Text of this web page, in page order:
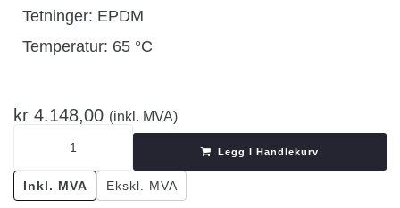
Tetninger: EPDM
Temperatur: 65 °C
kr 4.148,00 (inkl. MVA)
Legg I Handlekurv
Inkl. MVA Ekskl. MVA